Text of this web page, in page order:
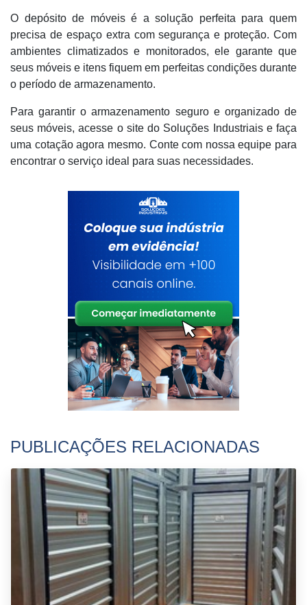
O depósito de móveis é a solução perfeita para quem
precisa de espaço extra com segurança e proteção. Com
ambientes climatizados e monitorados, ele garante que
seus móveis e itens fiquem em perfeitas condições durante
o período de armazenamento.
Para garantir o armazenamento seguro e organizado de
seus móveis, acesse o site do Soluções Industriais e faça
uma cotação agora mesmo. Conte com nossa equipe para
encontrar o serviço ideal para suas necessidades.
PUBLICAÇÕES RELACIONADAS